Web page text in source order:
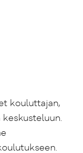
kouluttajan,